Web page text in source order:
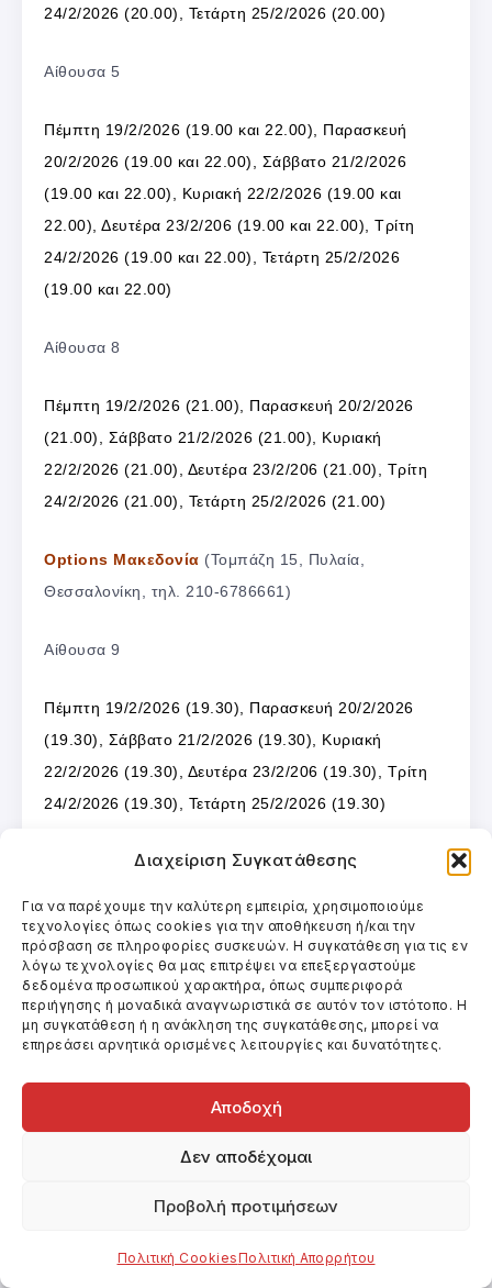
Διαχείριση Συγκατάθεσης
Για να παρέχουμε την καλύτερη εμπειρία, χρησιμοποιούμε
τεχνολογίες όπως cookies για την αποθήκευση ή/και την
πρόσβαση σε πληροφορίες συσκευών. Η συγκατάθεση για τις εν
λόγω τεχνολογίες θα μας επιτρέψει να επεξεργαστούμε
δεδομένα προσωπικού χαρακτήρα, όπως συμπεριφορά
περιήγησης ή μοναδικά αναγνωριστικά σε αυτόν τον ιστότοπο. Η
μη συγκατάθεση ή η ανάκληση της συγκατάθεσης, μπορεί να
επηρεάσει αρνητικά ορισμένες λειτουργίες και δυνατότητες.
Αποδοχή
Δεν αποδέχομαι
Προβολή προτιμήσεων
Πολιτική CookiesΠολιτική Απορρήτου
24/2/2026 (20.00), Τετάρτη 25/2/2026 (20.00)
Αίθουσα 5
Πέμπτη 19/2/2026 (19.00 και 22.00), Παρασκευή
20/2/2026 (19.00 και 22.00), Σάββατο 21/2/2026
(19.00 και 22.00), Κυριακή 22/2/2026 (19.00 και
22.00), Δευτέρα 23/2/206 (19.00 και 22.00), Τρίτη
24/2/2026 (19.00 και 22.00), Τετάρτη 25/2/2026
(19.00 και 22.00)
Αίθουσα 8
Πέμπτη 19/2/2026 (21.00), Παρασκευή 20/2/2026
(21.00), Σάββατο 21/2/2026 (21.00), Κυριακή
22/2/2026 (21.00), Δευτέρα 23/2/206 (21.00), Τρίτη
24/2/2026 (21.00), Τετάρτη 25/2/2026 (21.00)
Options Μακεδονία (Τομπάζη 15, Πυλαία,
Θεσσαλονίκη, τηλ. 210-6786661)
Αίθουσα 9
Πέμπτη 19/2/2026 (19.30), Παρασκευή 20/2/2026
(19.30), Σάββατο 21/2/2026 (19.30), Κυριακή
22/2/2026 (19.30), Δευτέρα 23/2/206 (19.30), Τρίτη
24/2/2026 (19.30), Τετάρτη 25/2/2026 (19.30)
Cineplexx One Salonica(Γιαννιτσών 61 & Κωλέττη
Αίθουσα 1 Imax
Πέμπτη 19/2/2026 (19.00), Παρασκευή 20/2/2026
(19.00), Σάββατο 21/2/2026 (19.00), Κυριακή
24/2/2026 (19.00), Τετάρτη 25/2/2026 (19.00)
Πέμπτη 12/2/2026 (21.15), Παρασκευή 13/2/2026
(21.15), Σάββατο 14/2/2026 (21.15), Κυριακή